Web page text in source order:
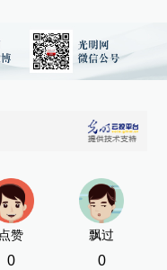
点赞
0
飘过
0